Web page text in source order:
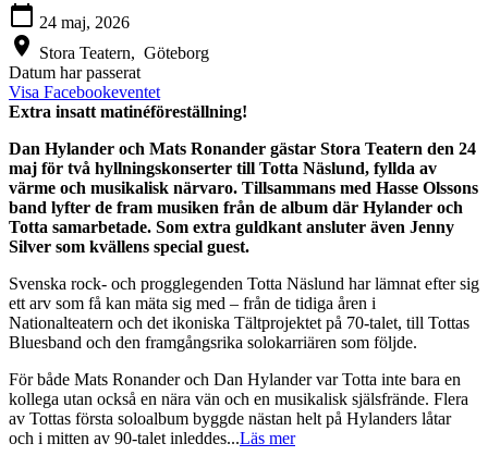
calendar_today 24 maj, 2026
location_on Stora Teatern, Göteborg
Datum har passerat
Visa Facebookeventet
Extra insatt matinéföreställning!
Dan Hylander och Mats Ronander gästar Stora Teatern den 24
maj för två hyllningskonserter till Totta Näslund, fyllda av
värme och musikalisk närvaro. Tillsammans med Hasse Olssons
band lyfter de fram musiken från de album där Hylander och
Totta samarbetade. Som extra guldkant ansluter även Jenny
Silver som kvällens special guest.
Svenska rock- och progglegenden Totta Näslund har lämnat efter sig
ett arv som få kan mäta sig med – från de tidiga åren i
Nationalteatern och det ikoniska Tältprojektet på 70-talet, till Tottas
Bluesband och den framgångsrika solokarriären som följde.
För både Mats Ronander och Dan Hylander var Totta inte bara en
kollega utan också en nära vän och en musikalisk själsfrände. Flera
av Tottas första soloalbum byggde nästan helt på Hylanders låtar
och i mitten av 90-talet inleddes...Läs mer